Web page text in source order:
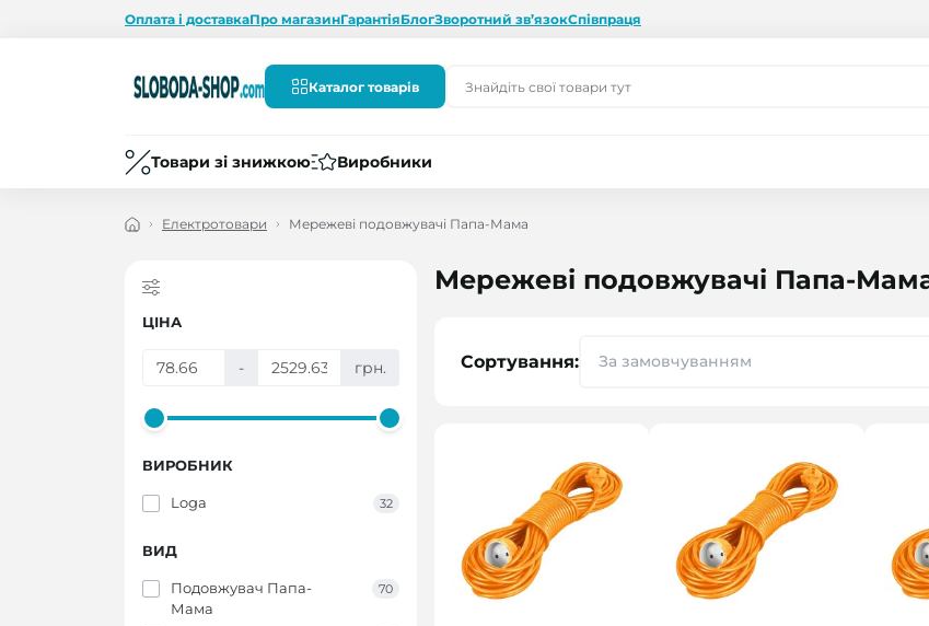
Оплата і доставкаПро магазинГарантіяБлогЗворотний зв’язокСпівпраця
Каталог товарів
Товари зі знижкою Виробники
Електротовари Мережеві подовжувачі Папа-Мама
ЦІНА
- грн.
ВИРОБНИК
Loga 32
ВИД
Подовжувач Папа-
Мама
70
Мережеві подовжувачі Папа-
Сортування: